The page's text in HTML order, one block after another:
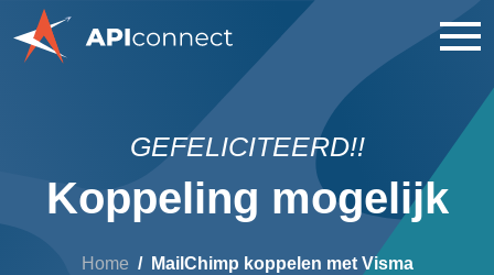
GEFELICITEERD!!
Koppeling mogelijk
Home MailChimp koppelen met Visma